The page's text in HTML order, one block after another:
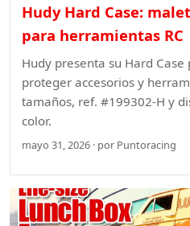
Hudy Hard Case:
para herramientas RC
Hudy presenta su Hard
proteger accesorios y
tamaños, ref. #199302-H y
color.
mayo 31, 2026 · por Puntoracing